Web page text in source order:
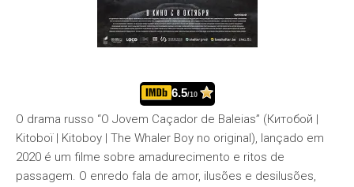
6.5/10
O drama russo “O Jovem Caçador de Baleias” (Китобой |
Kitoboï | Kitoboy | The Whaler Boy no original), lançado em
2020 é um filme sobre amadurecimento e ritos de
passagem. O enredo fala de amor, ilusões e desilusões,